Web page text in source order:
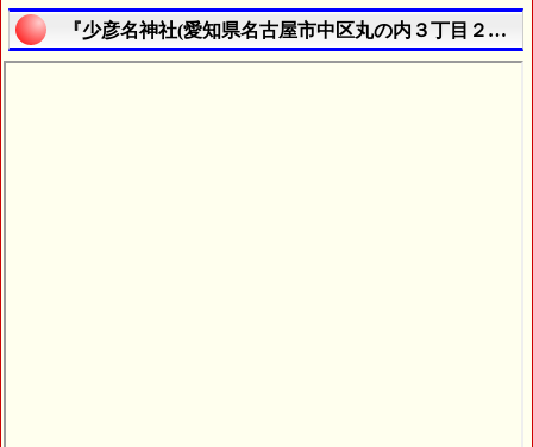
『少彦名神社(愛知県名古屋市中区丸の内３丁目２番